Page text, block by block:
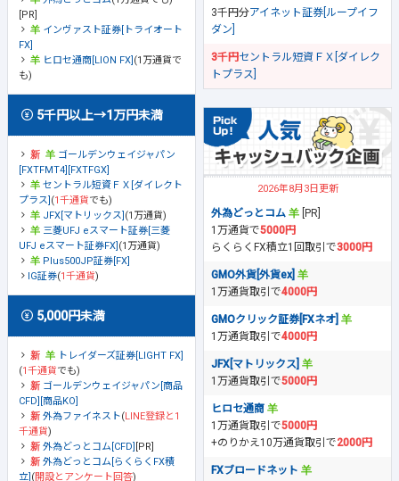
[PR]
インヴァスト証券[トライオート
FX]
ヒロセ通商[LION FX] (1万通貨で
も)
5千円以上→1万円未満
ゴールデンウェイジャパン
[FXTFMT4][FXTFGX]
セントラル短資ＦＸ[ダイレクト
プラス] (1千通貨でも)
JFX[マトリックス] (1万通貨)
三菱UFJ eスマート証券[三菱
UFJ eスマート証券FX] (1万通貨)
Plus500JP証券[FX]
IG証券(1千通貨)
5,000円未満
トレイダーズ証券[LIGHT FX]
(1千通貨でも)
ゴールデンウェイジャパン[商品
CFD][商品KO]
外為ファイネスト(LINE登録と1
千通貨)
外為どっとコム[CFD] [PR]
外為どっとコム[らくらくFX積
立] (開設とアンケート回答)
3千円分アイネット証券[ループイフ
ダン]
3千円セントラル短資ＦＸ[ダイレク
トプラス]
2026年8月3日更新
外為どっとコム
[PR]
1万通貨で5000円
らくらくFX積立1回取引で3000円
GMO外貨[外貨ex]
1万通貨取引で4000円
GMOクリック証券[FXネオ]
1万通貨取引で4000円
JFX[マトリックス]
1万通貨取引で5000円
ヒロセ通商
1万通貨取引で5000円
+のりかえ10万通貨取引で2000円
FXブロードネット